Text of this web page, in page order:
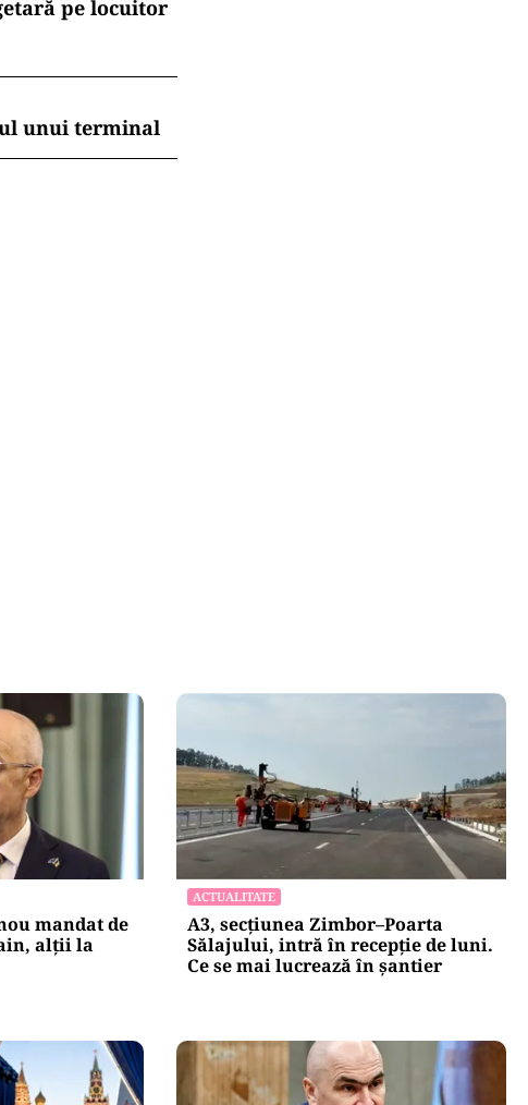
pe locuitor
unui terminal
mandat de
alții la
ACTUALITATE
A3, secțiunea Zimbor–Poarta
Sălajului, intră în recepție de luni.
Ce se mai lucrează în șantier